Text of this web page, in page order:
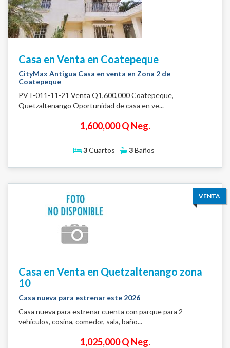
Casa en Venta en Coatepeque
CityMax Antigua Casa en venta en Zona 2 de
Coatepeque
PVT-011-11-21 Venta Q1,600,000 Coatepeque,
Quetzaltenango Oportunidad de casa en ve...
1,600,000 Q Neg.
3Cuartos 3Baños
VENTA
Casa en Venta en Quetzaltenango zona
10
Casa nueva para estrenar este 2026
Casa nueva para estrenar cuenta con parque para 2
vehículos, cosina, comedor, sala, baño...
1,025,000 Q Neg.